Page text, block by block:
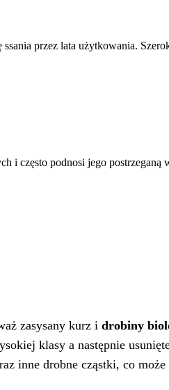
przez lata użytkowania.
i często podnosi jego
zasysany kurz i drobiny
klasy a następnie
inne drobne cząstki, co może